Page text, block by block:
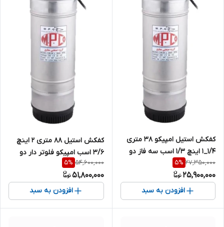
کفکش استیل امپیکو 38 متری
1/4_1 اینچ 1/3 اسب سه فاز دو
جداره MPCO-S.99.38-4
27,350,000
5%
25,900,000
افزودن به سبد
کفکش استیل ۸۸ متری ۲ اینچ
3/6 اسب امپیکو فلوتر دار دو
جداره تکفاز MPCO- S.99.88-6
54,600,000
5%
51,800,000
افزودن به سبد